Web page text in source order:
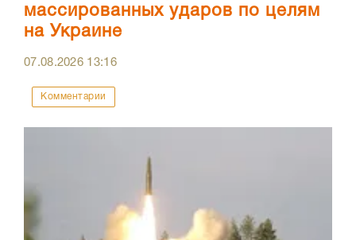
массированных ударов по целям
на Украине
07.08.2026 13:16
Комментарии